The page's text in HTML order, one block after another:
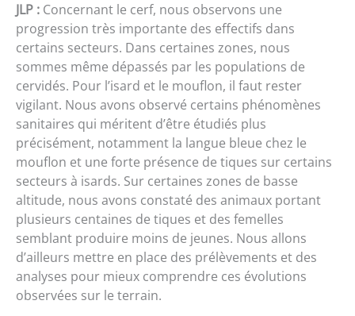
JLP : Concernant le cerf, nous observons une
progression très importante des effectifs dans
certains secteurs. Dans certaines zones, nous
sommes même dépassés par les populations de
cervidés. Pour l’isard et le mouflon, il faut rester
vigilant. Nous avons observé certains phénomènes
sanitaires qui méritent d’être étudiés plus
précisément, notamment la langue bleue chez le
mouflon et une forte présence de tiques sur certains
secteurs à isards. Sur certaines zones de basse
altitude, nous avons constaté des animaux portant
plusieurs centaines de tiques et des femelles
semblant produire moins de jeunes. Nous allons
d’ailleurs mettre en place des prélèvements et des
analyses pour mieux comprendre ces évolutions
observées sur le terrain.